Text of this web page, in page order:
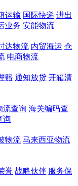
运输 国际快递 进出
业务 安能物流
达物流 内贸海运 仓
电商物流
赔 通知放货 开箱清
流查询 海关编码查
询
物流 马来西亚物流
誉 战略伙伴 服务保